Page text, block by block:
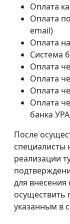
Оплата
Оплата
email)
Оплата
Система
Оплата
Оплата
Оплата
Оплата
банка
После
специалисты
реализации
для
осуществить
указанным в